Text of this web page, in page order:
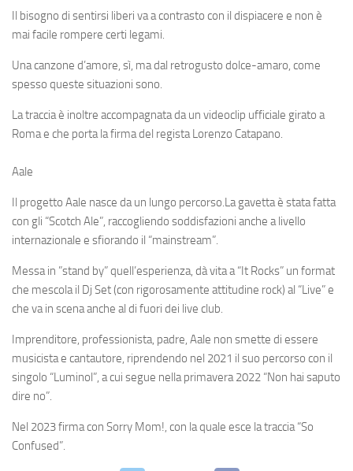
Il bisogno di sentirsi liberi va a contrasto con il dispiacere e non è
mai facile rompere certi legami.
Una canzone d’amore, sì, ma dal retrogusto dolce-amaro, come
spesso queste situazioni sono.
La traccia è inoltre accompagnata da un videoclip ufficiale girato a
Roma e che porta la firma del regista Lorenzo Catapano.
Aale
Il progetto Aale nasce da un lungo percorso.La gavetta è stata fatta
con gli “Scotch Ale”, raccogliendo soddisfazioni anche a livello
internazionale e sfiorando il “mainstream”.
Messa in ”stand by” quell’esperienza, dà vita a “It Rocks” un format
che mescola il Dj Set (con rigorosamente attitudine rock) al “Live” e
che va in scena anche al di fuori dei live club.
Imprenditore, professionista, padre, Aale non smette di essere
musicista e cantautore, riprendendo nel 2021 il suo percorso con il
singolo “Luminol”, a cui segue nella primavera 2022 “Non hai saputo
dire no”.
Nel 2023 firma con Sorry Mom!, con la quale esce la traccia “So
Confused”.